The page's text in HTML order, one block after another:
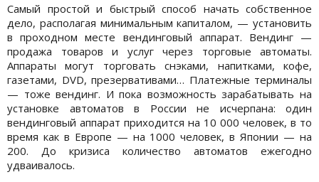
Самый простой и быстрый способ начать собственное
дело, располагая минимальным капиталом, — установить
в проходном месте вендинговый аппарат. Вендинг —
продажа товаров и услуг через торговые автоматы.
Аппараты могут торговать снэками, напитками, кофе,
газетами, DVD, презервативами… Платежные терминалы
— тоже вендинг. И пока возможность зарабатывать на
установке автоматов в России не исчерпана: один
вендинговый аппарат приходится на 10 000 человек, в то
время как в Европе — на 1000 человек, в Японии — на
200. До кризиса количество автоматов ежегодно
удваивалось.